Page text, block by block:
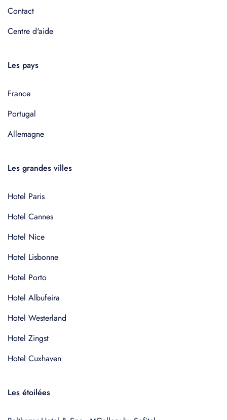
Contact
Centre d'aide
Les pays
France
Portugal
Allemagne
Les grandes villes
Hotel Paris
Hotel Cannes
Hotel Nice
Hotel Lisbonne
Hotel Porto
Hotel Albufeira
Hotel Westerland
Hotel Zingst
Hotel Cuxhaven
Les étoilées